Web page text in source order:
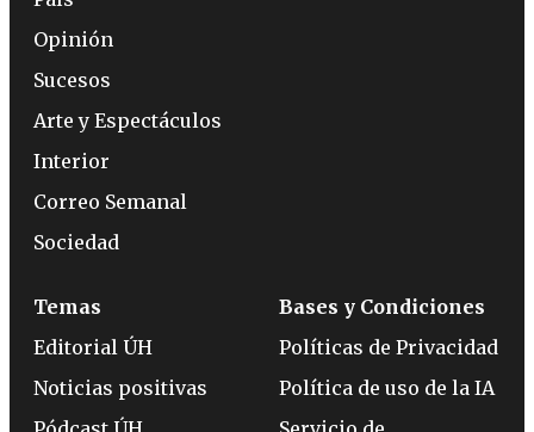
Opinión
Sucesos
Arte y Espectáculos
Interior
Correo Semanal
Sociedad
Temas
Editorial ÚH
Noticias positivas
Bases y Condiciones
Políticas de Privacidad
Política de uso de la IA